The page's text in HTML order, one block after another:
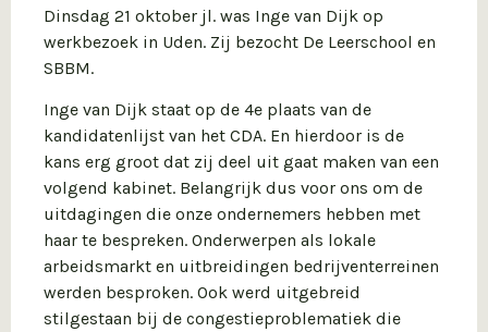
Dinsdag 21 oktober jl. was Inge van Dijk op
werkbezoek in Uden. Zij bezocht De Leerschool en
SBBM.
Inge van Dijk staat op de 4e plaats van de
kandidatenlijst van het CDA. En hierdoor is de
kans erg groot dat zij deel uit gaat maken van een
volgend kabinet. Belangrijk dus voor ons om de
uitdagingen die onze ondernemers hebben met
haar te bespreken. Onderwerpen als lokale
arbeidsmarkt en uitbreidingen bedrijventerreinen
werden besproken. Ook werd uitgebreid
stilgestaan bij de congestieproblematiek die